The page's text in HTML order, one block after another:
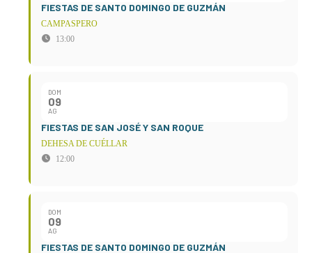
FIESTAS DE SANTO DOMINGO DE GUZMÁN
CAMPASPERO
13:00
DOM
09
AG
FIESTAS DE SAN JOSÉ Y SAN ROQUE
DEHESA DE CUÉLLAR
12:00
DOM
09
AG
FIESTAS DE SANTO DOMINGO DE GUZMÁN